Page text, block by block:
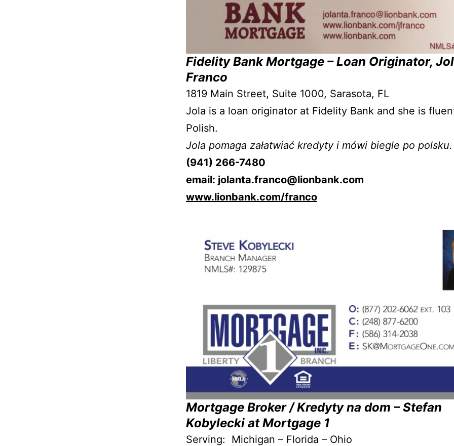
Fidelity Bank Mortgage – Loan Originator,
Franco
1819 Main Street, Suite 1000, Sarasota, FL
Jola is a loan originator at Fidelity Bank and she is
Polish.
Jola pomaga załatwiać kredyty i mówi biegle po polsku.
(941) 266-7480
email: jolanta.franco@lionbank.com
www.lionbank.com/franco
Mortgage Broker / Kredyty na dom – Stefan
Kobylecki at Mortgage 1
Serving: Michigan – Florida – Ohio